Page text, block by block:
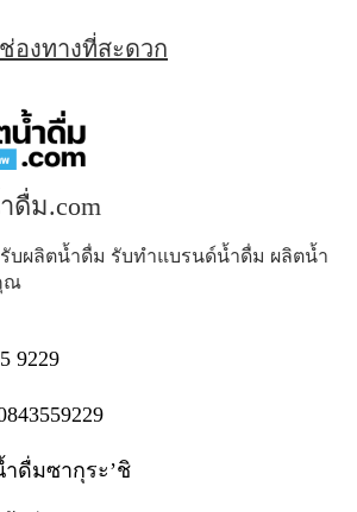
องทางที่สะดวก
ดื่ม.com
บผลิตน้ำดื่ม รับทำแบรนด์น้ำดื่ม ผลิตน้ำ
ณ
9229
ำดื่มซากุระ’ชิ